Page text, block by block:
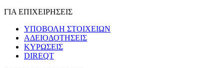
ΓΙΑ ΕΠΙΧΕΙΡΗΣΕΙΣ
ΥΠΟΒΟΛΗ ΣΤΟΙΧΕΙΩΝ
ΑΔΕΙΟΔΟΤΗΣΕΙΣ
ΚΥΡΩΣΕΙΣ
DIREQT